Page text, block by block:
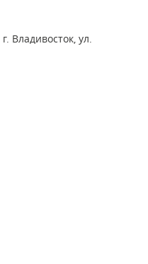
г. Владивосток, ул.